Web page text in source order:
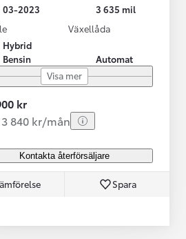
03-2023
3 635 mil
Hybrid
Bensin
Växellåda
Automat
Visa mer
kr
840 kr/mån
Kontakta återförsäljare
Spara